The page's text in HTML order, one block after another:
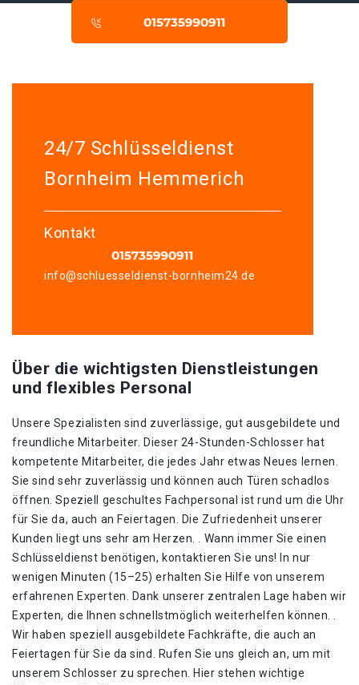
24/7 Schlüsseldienst
Bornheim Hemmerich
Kontakt
info@schluesseldienst-bornheim24.de
Über die wichtigsten Dienstleistungen
und flexibles Personal
Unsere Spezialisten sind zuverlässige, gut ausgebildete und
freundliche Mitarbeiter. Dieser 24-Stunden-Schlosser hat
kompetente Mitarbeiter, die jedes Jahr etwas Neues lernen.
Sie sind sehr zuverlässig und können auch Türen schadlos
öffnen. Speziell geschultes Fachpersonal ist rund um die Uhr
für Sie da, auch an Feiertagen. Die Zufriedenheit unserer
Kunden liegt uns sehr am Herzen. . Wann immer Sie einen
Schlüsseldienst benötigen, kontaktieren Sie uns! In nur
wenigen Minuten (15–25) erhalten Sie Hilfe von unserem
erfahrenen Experten. Dank unserer zentralen Lage haben wir
Experten, die Ihnen schnellstmöglich weiterhelfen können. .
Wir haben speziell ausgebildete Fachkräfte, die auch an
Feiertagen für Sie da sind. Rufen Sie uns gleich an, um mit
unserem Schlosser zu sprechen. Hier stehen wichtige